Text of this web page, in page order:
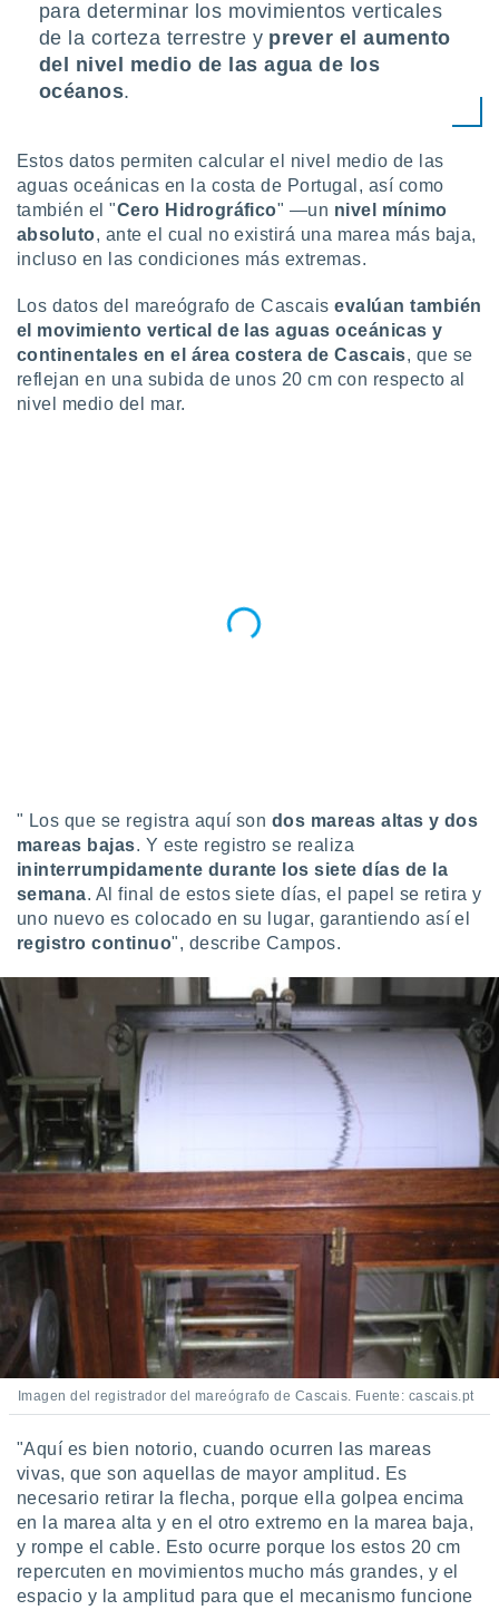
mediante
publicidad
de
1199
para determinar los movimientos verticales
de la corteza terrestre y prever el aumento
del nivel medio de las agua de los
océanos.
Estos datos permiten calcular el nivel medio de las
aguas oceánicas en la costa de Portugal, así como
también el "Cero Hidrográfico" —un nivel mínimo
absoluto, ante el cual no existirá una marea más baja,
incluso en las condiciones más extremas.
Los datos del mareógrafo de Cascais evalúan también
el movimiento vertical de las aguas oceánicas y
continentales en el área costera de Cascais, que se
reflejan en una subida de unos 20 cm con respecto al
nivel medio del mar.
" Los que se registra aquí son dos mareas altas y dos
mareas bajas. Y este registro se realiza
ininterrumpidamente durante los siete días de la
semana. Al final de estos siete días, el papel se retira y
uno nuevo es colocado en su lugar, garantiendo así el
registro continuo", describe Campos.
Imagen del registrador del mareógrafo de Cascais. Fuente: cascais.pt
"Aquí es bien notorio, cuando ocurren las mareas
vivas, que son aquellas de mayor amplitud. Es
necesario retirar la flecha, porque ella golpea encima
en la marea alta y en el otro extremo en la marea baja,
y rompe el cable. Esto ocurre porque los estos 20 cm
repercuten en movimientos mucho más grandes, y el
espacio y la amplitud para que el mecanismo funcione